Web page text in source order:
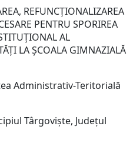
REFUNCŢIONALIZAREA
PENTRU SPORIREA
AL
LA ŞCOALA GIMNAZIALĂ
Administrativ-Teritorială
Târgoviște, Județul